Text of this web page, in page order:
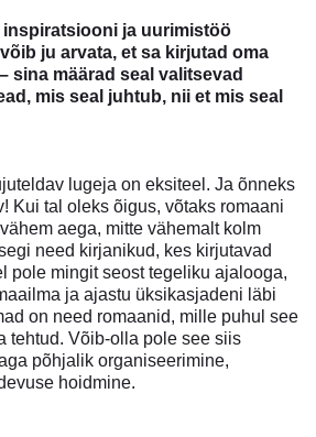
inspiratsiooni ja uurimistöö
ju arvata, et sa kirjutad oma
sina määrad seal valitsevad
mis seal juhtub, nii et mis seal
lugeja on eksiteel. Ja õnneks
Kui tal oleks õigus, võtaks romaani
aega, mitte vähemalt kolm
need kirjanikud, kes kirjutavad
pole mingit seost tegeliku ajalooga,
ja ajastu üksikasjadeni läbi
on need romaanid, mille puhul see
tehtud. Võib-olla pole see siis
põhjalik organiseerimine,
hoidmine.